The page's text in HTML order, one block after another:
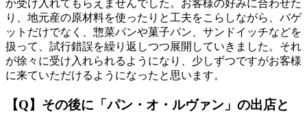
か受け入れてもらえませんでした。お客様の好みに合わせた
り、地元産の原材料を使ったりと工夫をこらしながら、バゲ
ットだけでなく、惣菜パンや菓子パン、サンドイッチなどを
扱って、試行錯誤を繰り返しつつ展開していきました。それ
が徐々に受け入れられるようになり、少しずつですがお客様
に来ていただけるようになったと思います。
【Q】その後に「パン・オ・ルヴァン」の出店と